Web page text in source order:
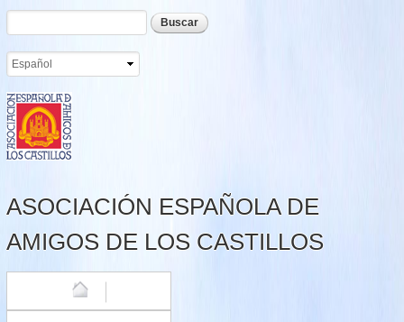
Pasar al
contenido
Formulario de búsqueda
Buscar
ASOCIACIÓN ESPAÑOLA DE
AMIGOS DE LOS CASTILLOS